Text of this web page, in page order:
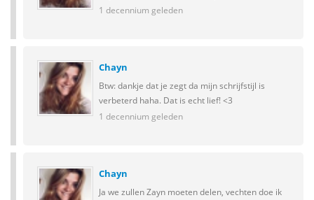
1 decennium geleden
Chayn
Btw: dankje dat je zegt da mijn schrijfstijl is
verbeterd haha. Dat is echt lief! <3
1 decennium geleden
Chayn
Ja we zullen Zayn moeten delen, vechten doe ik